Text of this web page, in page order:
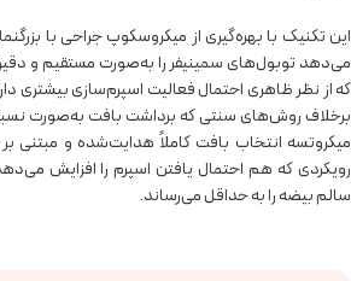
این تکنیک با بهره‌گیری از میکروسکوپ جراحی با
می‌دهد توبول‌های سمینیفر را به‌صورت مستقیم و
که از نظر ظاهری احتمال فعالیت اسپرم‌سازی بیشتری
برخلاف روش‌های سنتی که برداشت بافت به‌صورت
میکروتسه انتخاب بافت کاملاً هدایت‌شده و مبتنی
رویکردی که هم احتمال یافتن اسپرم را افزایش
سالم بیضه را به حداقل می‌رساند.